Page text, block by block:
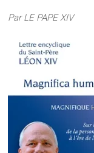
du
Par LE PAPE XIV